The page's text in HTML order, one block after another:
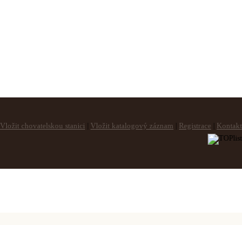
Vložit chovatelskou stanici Vložit katalogový záznam Registrace Kontakt